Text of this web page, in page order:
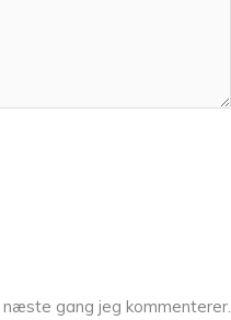
gang jeg kommenterer.